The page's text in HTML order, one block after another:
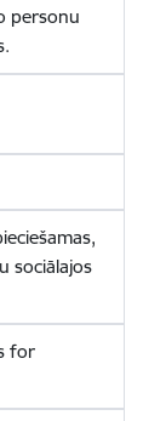
personu
sociālajos
for